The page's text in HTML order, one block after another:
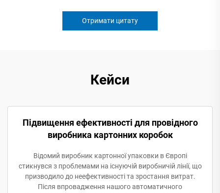
Отримати цитату
Кейси
Підвищення ефективності для провідного
виробника картонних коробок
Відомий виробник картонної упаковки в Європі
стикнувся з проблемами на існуючій виробничій лінії, що
призводило до неефективності та зростання витрат.
Після впровадження нашого автоматичного